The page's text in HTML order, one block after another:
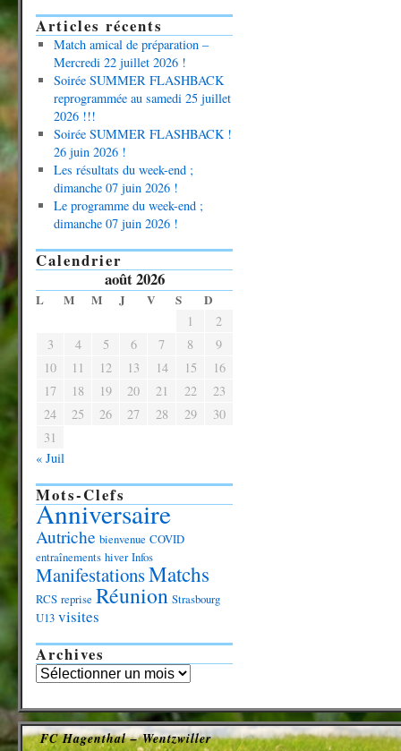
Articles récents
Match amical de préparation –
Mercredi 22 juillet 2026 !
Soirée SUMMER FLASHBACK
reprogrammée au samedi 25 juillet
2026 !!!
Soirée SUMMER FLASHBACK !
26 juin 2026 !
Les résultats du week-end ;
dimanche 07 juin 2026 !
Le programme du week-end ;
dimanche 07 juin 2026 !
Calendrier
août 2026
L M M J V S D
1
2
3
4 5 6 7 8
9
10
11 12 13 14 15
16
17
18 19 20 21 22
23
24
25 26 27 28 29
30
31
« Juil
Mots-Clefs
Anniversaire
Autriche bienvenue COVID
entraînements hiver Infos
ManifestationsMatchs
RCS reprise Réunion Strasbourg
U13 visites
Archives
FC Hagenthal – Wentzwiller